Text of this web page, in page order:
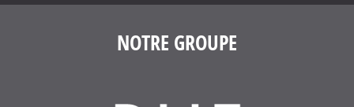
NOTRE GROUPE